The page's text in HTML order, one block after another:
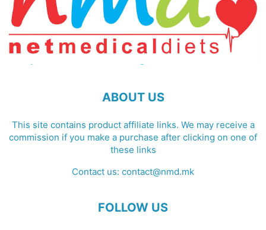
ABOUT US
This site contains product affiliate links. We may receive a
commission if you make a purchase after clicking on one of
these links
Contact us: contact@nmd.mk
FOLLOW US